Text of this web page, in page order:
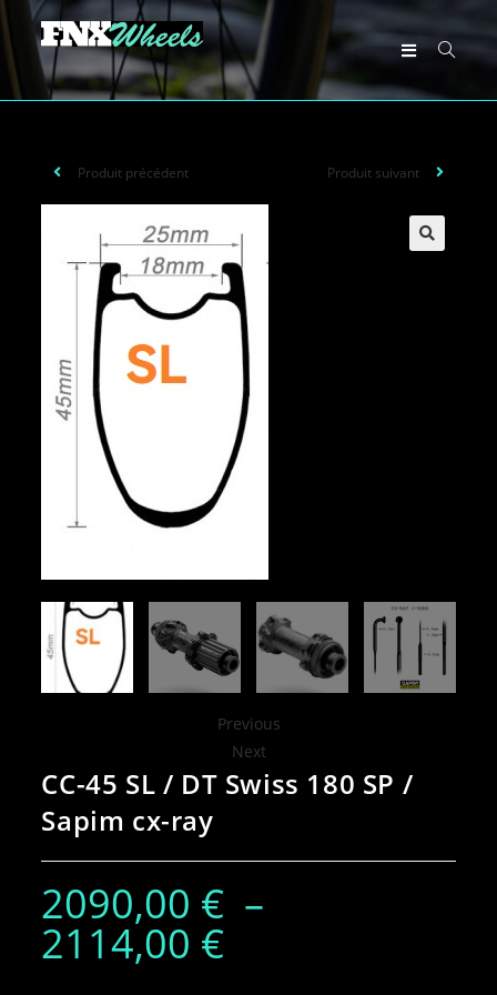
Produit précédent Produit suivant
Previous
Next
CC-45 SL / DT Swiss 180 SP /
Sapim cx-ray
2090,00 € –
2114,00 €